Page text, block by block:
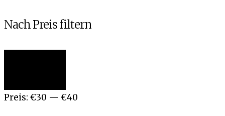
Nach Preis filtern
Preis: €30 — €40